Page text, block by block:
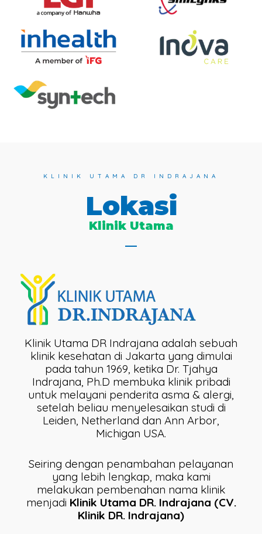
KLINIK UTAMA DR INDRAJANA
Lokasi
Klinik Utama
Klinik Utama DR Indrajana adalah sebuah
klinik kesehatan di Jakarta yang dimulai
pada tahun 1969, ketika Dr. Tjahya
Indrajana, Ph.D membuka klinik pribadi
untuk melayani penderita asma & alergi,
setelah beliau menyelesaikan studi di
Leiden, Netherland dan Ann Arbor,
Michigan USA.
Seiring dengan penambahan pelayanan
yang lebih lengkap, maka kami
melakukan pembenahan nama klinik
menjadi Klinik Utama DR. Indrajana (CV.
Klinik DR. Indrajana)